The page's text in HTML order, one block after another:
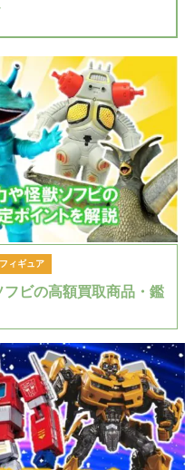
ィギュア
ビの高額買取商品・鑑